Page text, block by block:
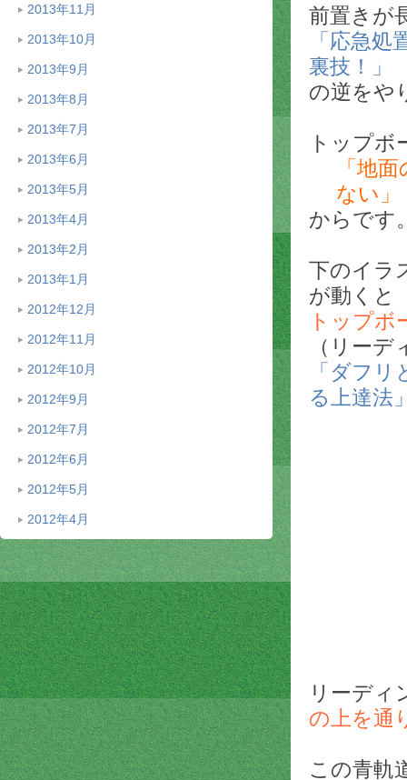
2013年11月
2013年10月
2013年9月
2013年8月
2013年7月
2013年6月
2013年5月
2013年4月
2013年2月
2013年1月
2012年12月
2012年11月
2012年10月
2012年9月
2012年7月
2012年6月
2012年5月
2012年4月
前置きが
「応急
裏技！」
の逆をや
トップボ
「地
ない」
からです
下のイラ
が動くと
トップボ
（リー
「ダフ
る上達法
リーディ
の上を通
この青軌